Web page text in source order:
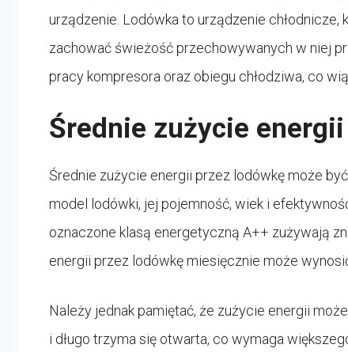
urządzenie. Lodówka to urządzenie
zachować świeżość przechowywanych w niej
pracy kompresora oraz obiegu chłodziwa, co
Średnie zużycie
Średnie zużycie energii przez lodówkę może
model lodówki, jej pojemność, wiek i
oznaczone klasą energetyczną A++ zużywają
energii przez lodówkę miesięcznie może
Należy jednak pamiętać, że zużycie energii
i długo trzyma się otwarta, co wymaga